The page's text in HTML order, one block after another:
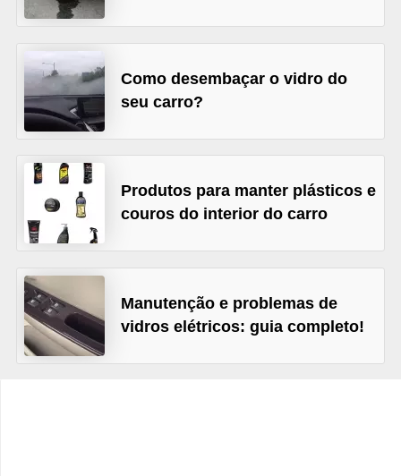
Como desembaçar o vidro do
seu carro?
Produtos para manter plásticos e
couros do interior do carro
Manutenção e problemas de
vidros elétricos: guia completo!
B
c
i
c
l
e
a
C
a
m